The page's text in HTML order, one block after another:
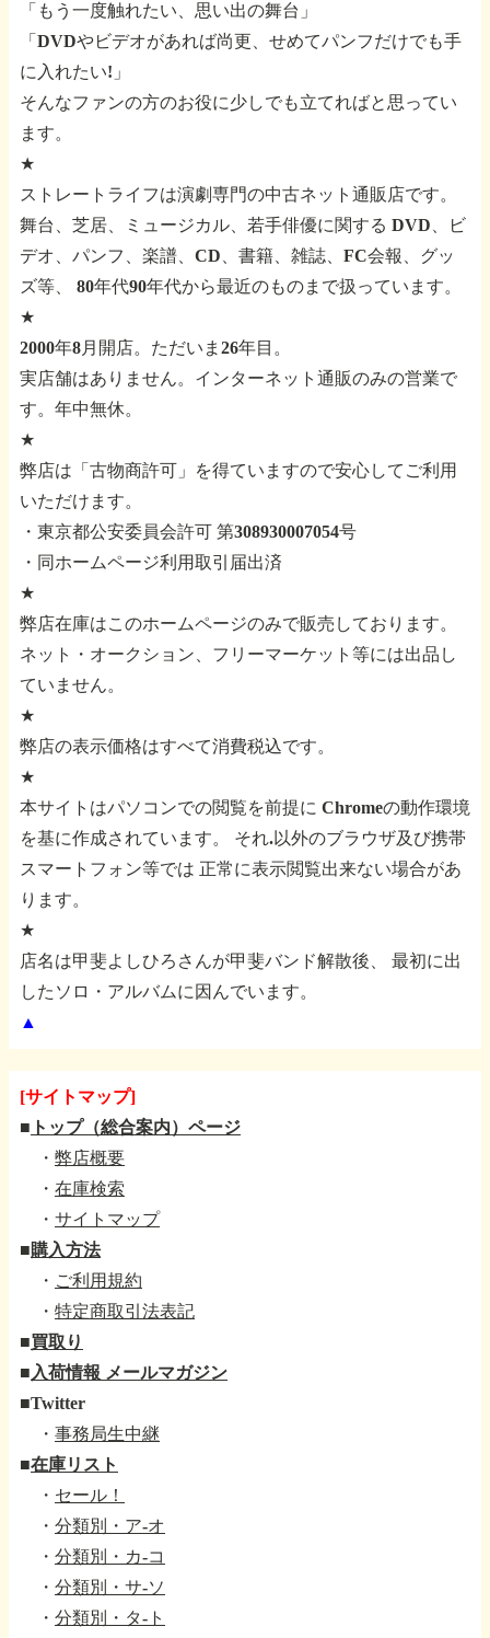
「もう一度触れたい、思い出の舞台」
「DVDやビデオがあれば尚更、せめてパンフだけでも手
に入れたい!」
そんなファンの方のお役に少しでも立てればと思ってい
ます。
★
ストレートライフは演劇専門の中古ネット通販店です。
舞台、芝居、ミュージカル、若手俳優に関する DVD、ビ
デオ、パンフ、楽譜、CD、書籍、雑誌、FC会報、グッ
ズ等、
80年代90年代から最近のものまで扱っています。
★
2000年8月開店。ただいま26年目。
実店舗はありません。インターネット通販のみの営業で
す。年中無休。
★
弊店は「古物商許可」を得ていますので安心してご利用
いただけます。
・東京都公安委員会許可 第308930007054号
・同ホームページ利用取引届出済
★
弊店在庫はこのホームページのみで販売しております。
ネット・オークション、フリーマーケット等には出品し
ていません。
★
弊店の表示価格はすべて消費税込です。
★
本サイトはパソコンでの閲覧を前提に Chromeの動作環境
を基に作成されています。
それ.以外のブラウザ及び携帯
スマートフォン等では 正常に表示閲覧出来ない場合があ
ります。
★
店名は甲斐よしひろさんが甲斐バンド解散後、
最初に出
したソロ・アルバムに因んでいます。
▲
[サイトマップ]
■ トップ（総合案内）ページ
・ 弊店概要
・ 在庫検索
・ サイトマップ
■購入方法
・ ご利用規約
・ 特定商取引法表記
■買取り
■ 入荷情報 メールマガジン
■Twitter
・ 事務局生中継
■在庫リスト
・ セール！
・ 分類別・ア-オ
・ 分類別・カ-コ
・ 分類別・サ-ソ
・ 分類別・タ-ト